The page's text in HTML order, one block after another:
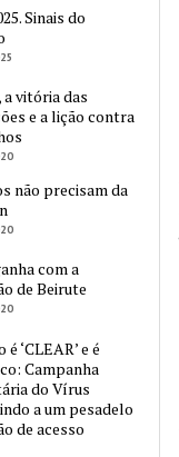
Sinais do
vitória das
e a lição contra
não precisam da
com a
de Beirute
‘CLEAR’ e é
Campanha
do Vírus
a um pesadelo
de acesso